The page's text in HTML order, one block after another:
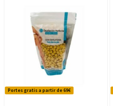
Portes gratis a partir de 69€